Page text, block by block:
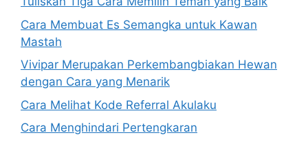
Cara Membuat Es Semangka untuk Kawan
Mastah
Vivipar Merupakan Perkembangbiakan Hewan
dengan Cara yang Menarik
Cara Melihat Kode Referral Akulaku
Cara Menghindari Pertengkaran